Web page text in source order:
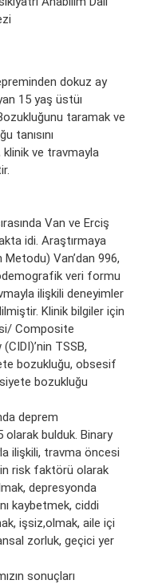
dokuz ay
15 yaş üstüı
taramak ve
tanısını
ve travmayla
Van ve Erciş
idi. Araştırmaya
Metodu) Van’dan 996,
veri formu
ilişkili deneyimler
Klinik bilgiler için
Composite
TSSB,
bozukluğu, obsesif
bozukluğu
deprem
olarak bulduk. Binary
ilişkili, travma öncesi
risk faktörü olarak
depresyonda
kaybetmek, ciddi
işsiz,olmak, aile içi
zorluk, geçici yer
sonuçları